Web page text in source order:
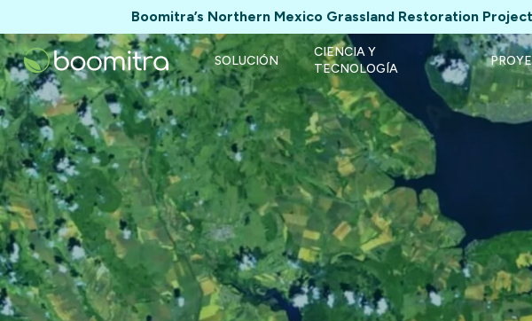
Boomitra’s Northern Mexico Grassland Restoration
SOLUCIÓN
CIENCIA Y
TECNOLOGÍA